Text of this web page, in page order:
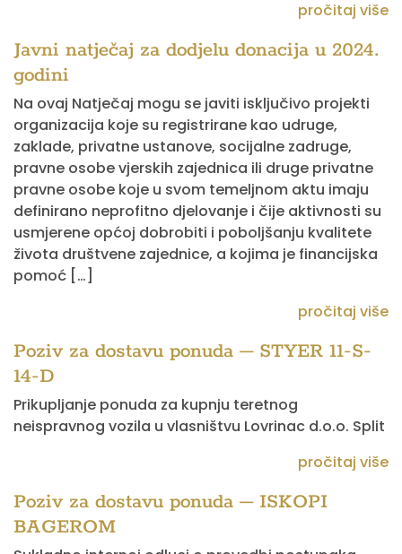
pročitaj više
Javni natječaj za dodjelu donacija u 2024.
godini
Na ovaj Natječaj mogu se javiti isključivo projekti
organizacija koje su registrirane kao udruge,
zaklade, privatne ustanove, socijalne zadruge,
pravne osobe vjerskih zajednica ili druge privatne
pravne osobe koje u svom temeljnom aktu imaju
definirano neprofitno djelovanje i čije aktivnosti su
usmjerene općoj dobrobiti i poboljšanju kvalitete
života društvene zajednice, a kojima je financijska
pomoć […]
pročitaj više
Poziv za dostavu ponuda – STYER 11-S-
14-D
Prikupljanje ponuda za kupnju teretnog
neispravnog vozila u vlasništvu Lovrinac d.o.o. Split
pročitaj više
Poziv za dostavu ponuda – ISKOPI
BAGEROM